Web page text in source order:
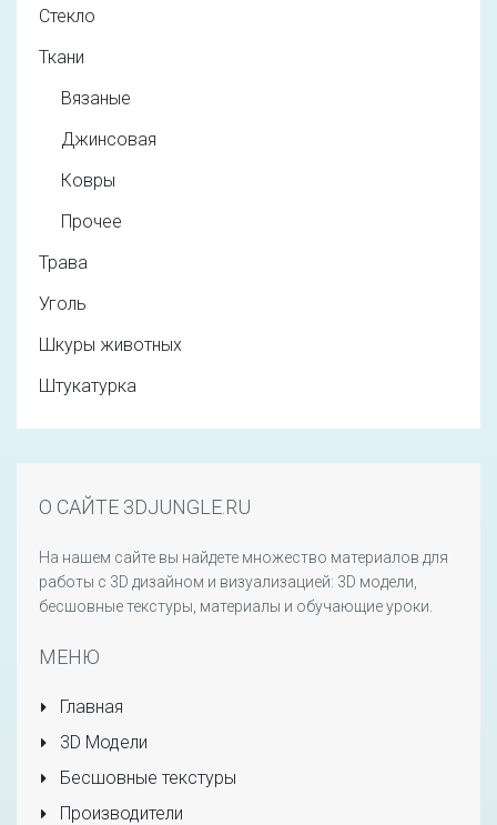
Стекло
Ткани
Вязаные
Джинсовая
Ковры
Прочее
Трава
Уголь
Шкуры животных
Штукатурка
О САЙТЕ 3DJUNGLE.RU
На нашем сайте вы найдете множество материалов для
работы с 3D дизайном и визуализацией: 3D модели,
бесшовные текстуры, материалы и обучающие уроки.
МЕНЮ
Главная
3D Модели
Бесшовные текстуры
Производители